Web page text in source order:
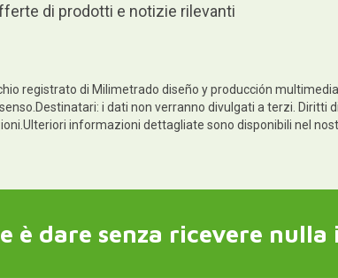
di prodotti e notizie rilevanti
registrato di Milimetrado diseño y producción
i dati non verranno divulgati a terzi. Diritti
informazioni dettagliate sono disponibili nel
è dare senza ricevere nulla